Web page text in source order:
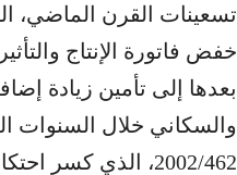
تسعينات القرن الماضي،
خفض فاتورة الإنتاج
بعدها إلى تأمين زيادة
والسكاني خلال السنوات
2002/462، الذي